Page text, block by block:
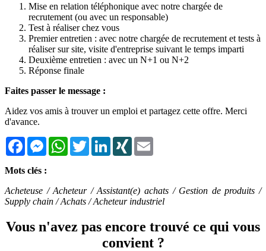
Mise en relation téléphonique avec notre chargée de
recrutement (ou avec un responsable)
Test à réaliser chez vous
Premier entretien : avec notre chargée de recrutement et tests à
réaliser sur site, visite d'entreprise suivant le temps imparti
Deuxième entretien : avec un N+1 ou N+2
Réponse finale
Faites passer le message :
Aidez vos amis à trouver un emploi et partagez cette offre. Merci
d'avance.
FacebookMessengerWhatsAppTwitterLinkedInXING
Mots clés :
Acheteuse / Acheteur / Assistant(e) achats / Gestion de produits /
Supply chain / Achats / Acheteur industriel
Vous n'avez pas encore trouvé ce qui vous
convient ?